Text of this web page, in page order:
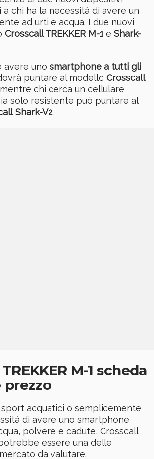
chi ha la necessità di avere un
ad urti e acqua. I due nuovi
Crosscall TREKKER M-1 e Shark-
avere uno smartphone a tutti gli
puntare al modello Crosscall
mentre chi cerca un cellulare
solo resistente può puntare al
Shark-V2.
M-1 scheda
prezzo
acquatici o semplicemente
di avere uno smartphone
polvere e cadute, Crosscall
essere una delle
da valutare.